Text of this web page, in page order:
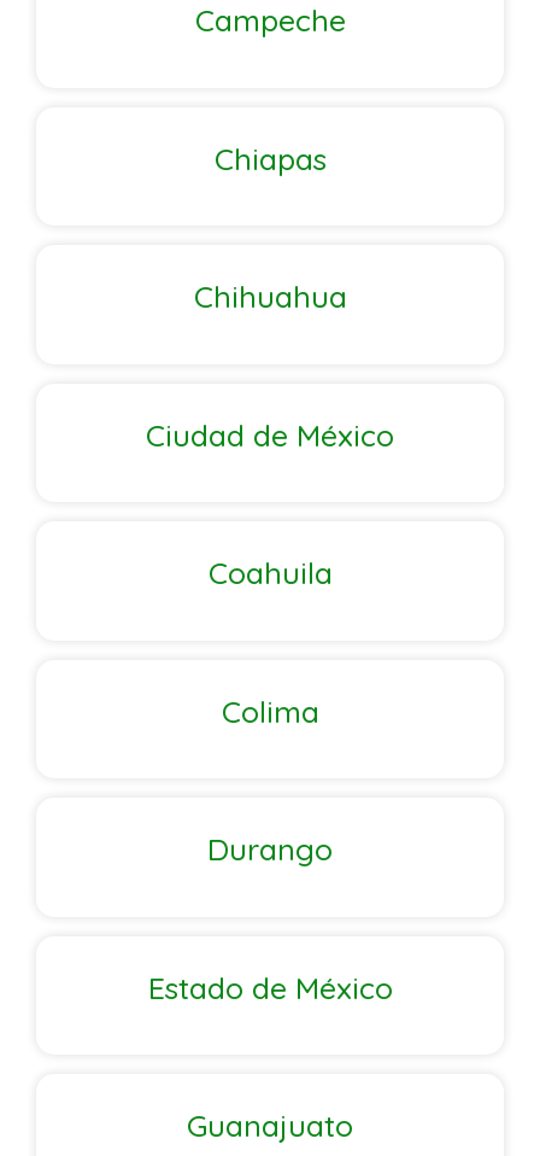
Campeche
Chiapas
Chihuahua
Ciudad de México
Coahuila
Colima
Durango
Estado de México
Guanajuato